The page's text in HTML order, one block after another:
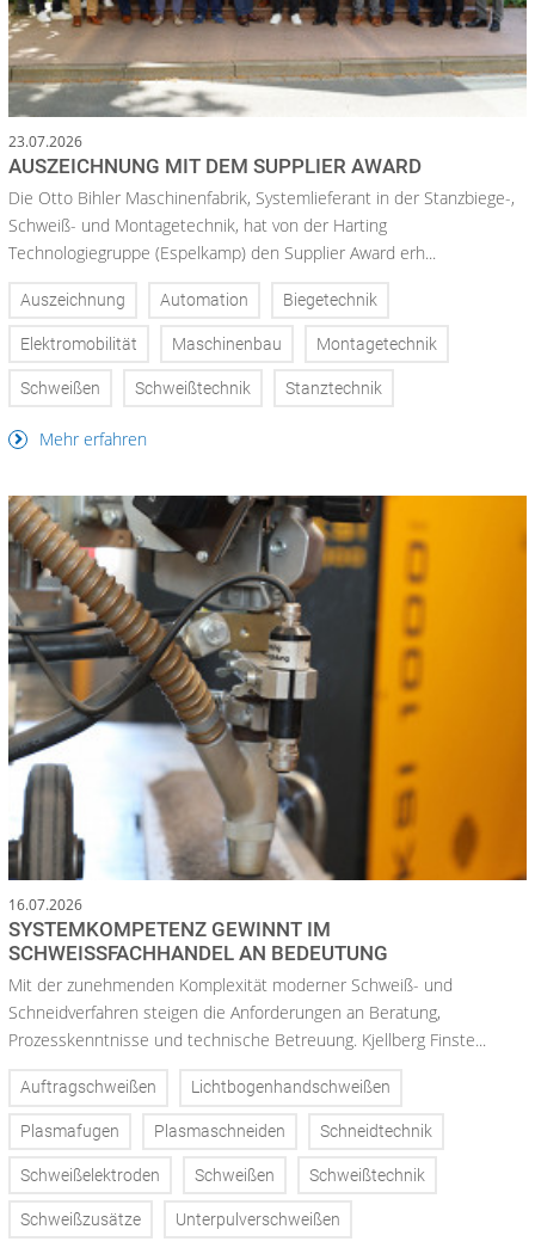
23.07.2026
AUSZEICHNUNG MIT DEM SUPPLIER AWARD
Die Otto Bihler Maschinenfabrik, Systemlieferant in der Stanzbiege-,
Schweiß- und Montagetechnik, hat von der Harting
Technologiegruppe (Espelkamp) den Supplier Award erh...
Auszeichnung Automation Biegetechnik
Elektromobilität Maschinenbau Montagetechnik
Schweißen Schweißtechnik Stanztechnik
Mehr erfahren
16.07.2026
SYSTEMKOMPETENZ GEWINNT IM
SCHWEISSFACHHANDEL AN BEDEUTUNG
Mit der zunehmenden Komplexität moderner Schweiß- und
Schneidverfahren steigen die Anforderungen an Beratung,
Prozesskenntnisse und technische Betreuung. Kjellberg Finste...
Auftragschweißen Lichtbogenhandschweißen
Plasmafugen Plasmaschneiden Schneidtechnik
Schweißelektroden Schweißen Schweißtechnik
Schweißzusätze Unterpulverschweißen